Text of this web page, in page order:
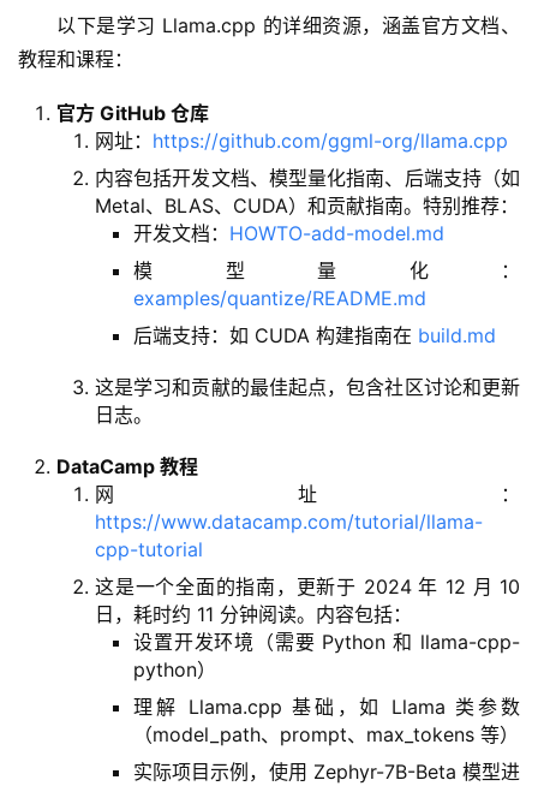
以下是学习 Llama.cpp 的详细资源，涵盖官方文档、
教程和课程：
官方 GitHub 仓库
网址： https://github.com/ggml-org/llama.cpp
内容包括开发文档、模型量化指南、后端支持（如
Metal、BLAS、CUDA）和贡献指南。特别推荐：
开发文档： HOWTO-add-model.md
模型量化：
examples/quantize/README.md
后端支持：如 CUDA 构建指南在 build.md
这是学习和贡献的最佳起点，包含社区讨论和更新
日志。
DataCamp 教程
网址：
https://www.datacamp.com/tutorial/llama-
cpp-tutorial
这是一个全面的指南，更新于 2024 年 12 月 10
日，耗时约 11 分钟阅读。内容包括：
设置开发环境（需要 Python 和 llama-cpp-
python）
理解 Llama.cpp 基础，如 Llama 类参数
（model_path、prompt、max_tokens 等）
实际项目示例，使用 Zephyr-7B-Beta 模型进